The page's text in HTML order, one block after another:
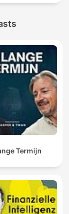
Termijn